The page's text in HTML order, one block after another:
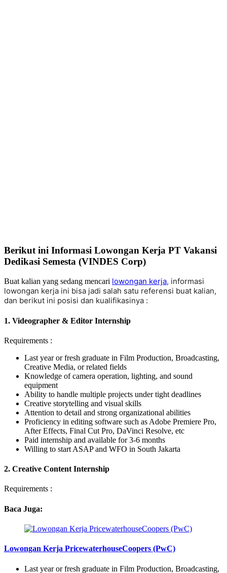
Berikut ini Informasi Lowongan Kerja PT Vakansi
Dedikasi Semesta (VINDES Corp)
Buat kalian yang sedang mencari lowongan kerja, informasi
lowongan kerja ini bisa jadi salah satu referensi buat kalian,
dan berikut ini posisi dan kualifikasinya :
1. Videographer & Editor Internship
Requirements :
Last year or fresh graduate in Film Production, Broadcasting,
Creative Media, or related fields
Knowledge of camera operation, lighting, and sound
equipment
Ability to handle multiple projects under tight deadlines
Creative storytelling and visual skills
Attention to detail and strong organizational abilities
Proficiency in editing software such as Adobe Premiere Pro,
After Effects, Final Cut Pro, DaVinci Resolve, etc
Paid internship and available for 3-6 months
Willing to start ASAP and WFO in South Jakarta
2. Creative Content Internship
Requirements :
Baca Juga:
Lowongan Kerja PricewaterhouseCoopers (PwC)
Last year or fresh graduate in Film Production, Broadcasting,